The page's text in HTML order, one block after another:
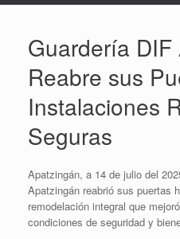
Guardería
Reabre sus
Instalaciones
Seguras
Apatzingán, a 14 de julio del
Apatzingán reabrió sus puertas
remodelación integral que
condiciones de seguridad y